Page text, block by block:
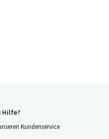
Hilfe?
Kundenservice